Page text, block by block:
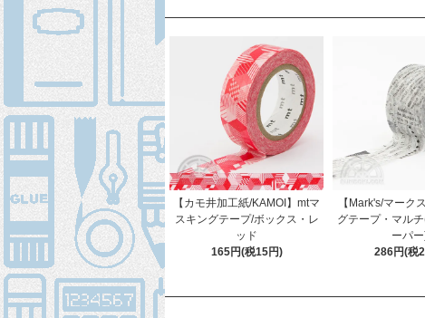
【カモ井加工紙/KAMOI】mtマ
スキングテープ/ボックス・レ
ッド
165円(税15円)
【Mark's/マーク
グテープ・マル
ーパ
286円(税